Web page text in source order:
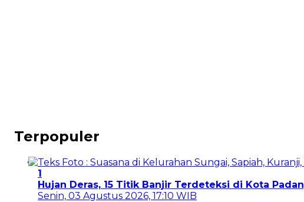
Terpopuler
1
Hujan Deras, 15 Titik Banjir Terdeteksi di Kota
Senin, 03 Agustus 2026, 17:10 WIB